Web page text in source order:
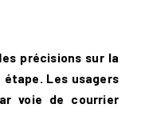
es précisions sur la
Les usagers
voie de courrier